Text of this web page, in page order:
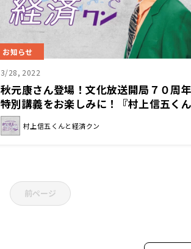
お知らせ
3/28, 2022
秋元康さん登場！文化放送開局７０周年
特別講義をお楽しみに！『村上信五くん
と経済クン』
村上信五くんと経済クン
前ページ